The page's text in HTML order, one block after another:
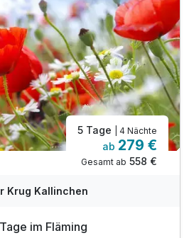
5 Tage | 4 Nächte
ab 279 €
Gesamt ab 558 €
Krug Kallinchen
im Fläming